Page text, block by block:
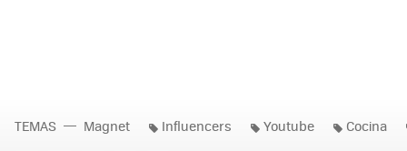
TEMAS Magnet Influencers Youtube Cocina